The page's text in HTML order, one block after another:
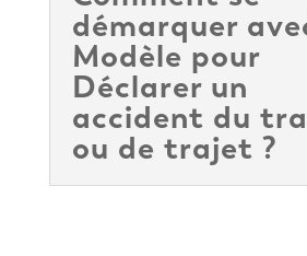
démarquer
Modèle pour
Déclarer un
accident du
ou de trajet ?